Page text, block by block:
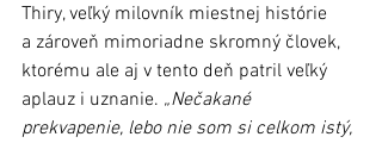
Thiry, veľký milovník miestnej histórie
a zároveň mimoriadne skromný človek,
ktorému ale aj v tento deň patril veľký
aplauz i uznanie. „Nečakané
prekvapenie, lebo nie som si celkom istý,